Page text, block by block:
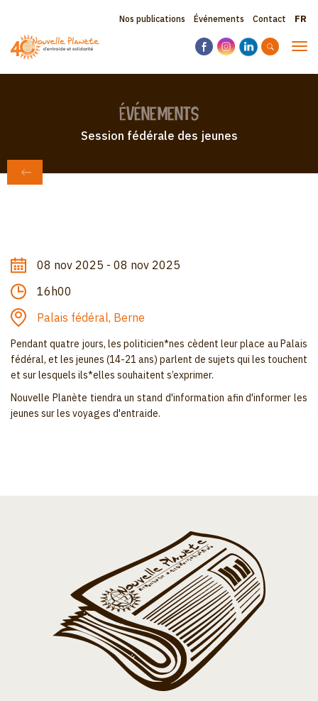
contenu
principal
Topbar
Nos publications Événements Contact
Événements
Session fédérale des jeunes
08 nov 2025 - 08 nov 2025
16h00
Palais fédéral, Berne
Pendant quatre jours, les politicien*nes cèdent leur place au Palais
fédéral, et les jeunes (14-21 ans) parlent de sujets qui les touchent
et sur lesquels ils*elles souhaitent s’exprimer.
Nouvelle Planète tiendra un stand d'information afin d'informer les
jeunes sur les voyages d'entraide.